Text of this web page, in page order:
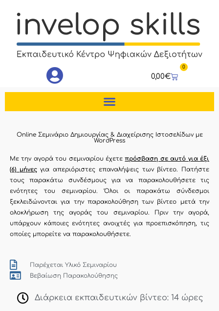
περιεχόμενο
0,00€
0
Cart
Online Σεμινάριο Δημιουργίας & Διαχείρισης Ιστοσελίδων με
WordPress
Με την αγορά του σεμιναρίου έχετεπρόσβαση σε αυτό για έξι
(6) μήνεςγια απεριόριστες επαναλήψεις των βίντεο. Πατήστε
τους παρακάτω συνδέσμους για να παρακολουθήσετε τις
ενότητες του σεμιναρίου. Όλοι οι παρακάτω σύνδεσμοι
ξεκλειδώνονται για την παρακολούθηση των βίντεο μετά την
ολοκλήρωση της αγοράς του σεμιναρίου. Πριν την αγορά,
υπάρχουν κάποιες ενότητες ανοιχτές για προεπισκόπηση, τις
οποίες μπορείτε να παρακολουθήσετε.
Παρέχεται Υλικό Σεμιναρίου
Βεβαίωση Παρακολούθησης
Διάρκεια εκπαιδευτικών βίντεο: 14 ώρες